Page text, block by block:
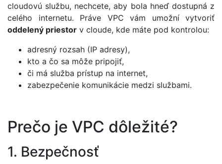
cloudovú službu, nechcete, aby bola hneď dostupná z
celého internetu. Práve VPC vám umožní vytvoriť
oddelený priestor v cloude, kde máte pod kontrolou:
adresný rozsah (IP adresy),
kto a čo sa môže pripojiť,
či má služba prístup na internet,
zabezpečenie komunikácie medzi službami.
Prečo je VPC dôležité?
1. Bezpečnosť